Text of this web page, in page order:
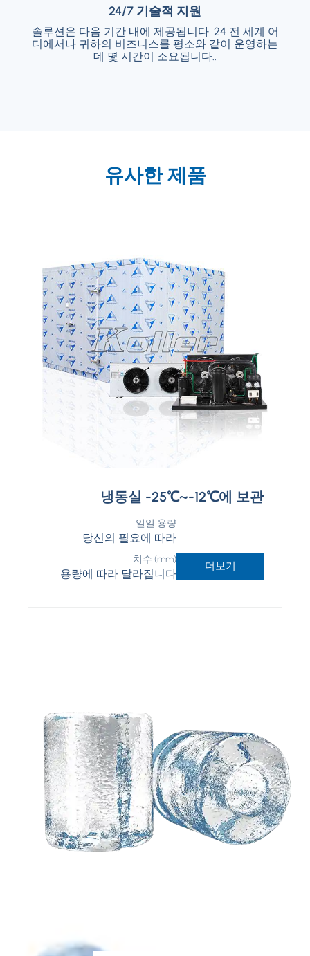
24/7 기술적 지원
솔루션은 다음 기간 내에 제공됩니다. 24 전 세계 어
디에서나 귀하의 비즈니스를 평소와 같이 운영하는
데 몇 시간이 소요됩니다..
24/7 기술적 지원
솔루션은 다음 기간 내에 제공됩니다. 24 전 세
계 어디에서나 귀하의 비즈니스를 평소와 같이
운영하는 데 몇 시간이 소요됩니다..
유사한 제품
냉동실 -25℃~-12℃에 보관
일일 용량
당신의 필요에 따라
치수 (mm)
용량에 따라 달라집니다
더보기
귀하의 아이디어를 기반